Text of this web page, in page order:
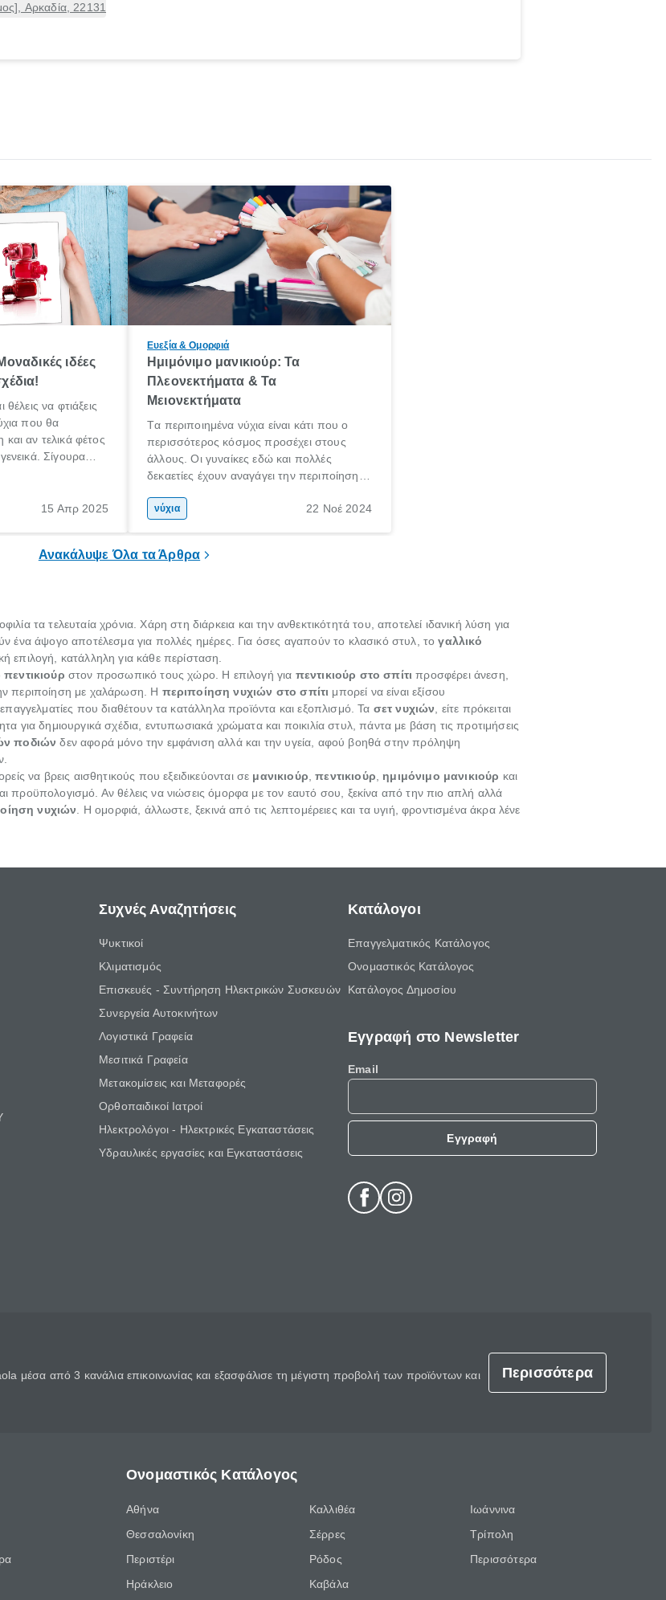
Αρκαδία, 22131
ιδέες
να φτιάξεις
που θα
αν τελικά φέτος
Σίγουρα
15 Απρ 2025
Ευεξία & Ομορφιά
Ημιμόνιμο μανικιούρ: Τα
Πλεονεκτήματα & Τα
Μειονεκτήματα
Tα περιποιημένα νύχια είναι κάτι που ο
περισσότερος κόσμος προσέχει στους
άλλους. Οι γυναίκες εδώ και πολλές
δεκαετίες έχουν αναγάγει την περιποίηση
διάφορες τεχνικές για νύχια επηρεάζονται
νύχια 22 Νοέ 2024
Ανακάλυψε Όλα τα Άρθρα
τα τελευταία χρόνια. Χάρη στη διάρκεια και την ανθεκτικότητά του, αποτελεί ιδανική λύση για
ένα άψογο αποτέλεσμα για πολλές ημέρες. Για όσες αγαπούν το κλασικό στυλ, τογαλλικό
επιλογή, κατάλληλη για κάθε περίσταση.
πεντικιούρ στον προσωπικό τους χώρο. Η επιλογή για πεντικιούρ στο σπίτι προσφέρει άνεση,
περιποίηση με χαλάρωση. Η περιποίηση νυχιών στο σπίτι μπορεί να είναι εξίσου
που διαθέτουν τα κατάλληλα προϊόντα και εξοπλισμό. Τα σετ νυχιών , είτε πρόκειται
για δημιουργικά σχέδια, εντυπωσιακά χρώματα και ποικιλία στυλ, πάντα με βάση τις προτιμήσεις
ποδιών δεν αφορά μόνο την εμφάνιση αλλά και την υγεία, αφού βοηθά στην πρόληψη
να βρεις αισθητικούς που εξειδικεύονται σε μανικιούρ ,πεντικιούρ ,ημιμόνιμο μανικιούρ και
προϋπολογισμό. Αν θέλεις να νιώσεις όμορφα με τον εαυτό σου, ξεκίνα από την πιο απλή αλλά
νυχιών . Η ομορφιά, άλλωστε, ξεκινά από τις λεπτομέρειες και τα υγιή, φροντισμένα άκρα λένε
Συχνές Αναζητήσεις
Ψυκτικοί
Κλιματισμός
Επισκευές - Συντήρηση Ηλεκτρικών Συσκευών
Συνεργεία Αυτοκινήτων
Λογιστικά Γραφεία
Μεσιτικά Γραφεία
Μετακομίσεις και Μεταφορές
Ορθοπαιδικοί Ιατροί
Ηλεκτρολόγοι - Ηλεκτρικές Εγκαταστάσεις
Υδραυλικές εργασίες και Εγκαταστάσεις
Κατάλογοι
Επαγγελματικός Κατάλογος
Ονομαστικός Κατάλογος
Κατάλογος Δημοσίου
Εγγραφή στο Newsletter
Email
Εγγραφή
μέσα από 3 κανάλια επικοινωνίας και εξασφάλισε τη μέγιστη προβολή των προϊόντων και
Περισσότερα
Ονομαστικός Κατάλογος
Αθήνα
Θεσσαλονίκη
Περιστέρι
Ηράκλειο
Καλλιθέα
Σέρρες
Ρόδος
Καβάλα
Ιωάννινα
Τρίπολη
Περισσότερα